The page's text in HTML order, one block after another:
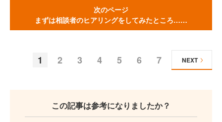
次のページ
まずは相談者のヒアリングをしてみたところ……
1 2 3 4 5 6 7 NEXT
この記事は参考になりましたか？